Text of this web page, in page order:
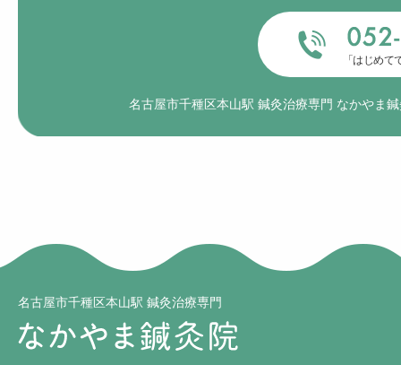
「はじめて
名古屋市千種区本山駅 鍼灸治療専門 なかやま
名古屋市千種区本山駅 鍼灸治療専門